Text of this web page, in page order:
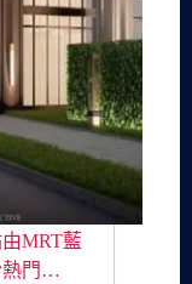
MRT藍
熱門…